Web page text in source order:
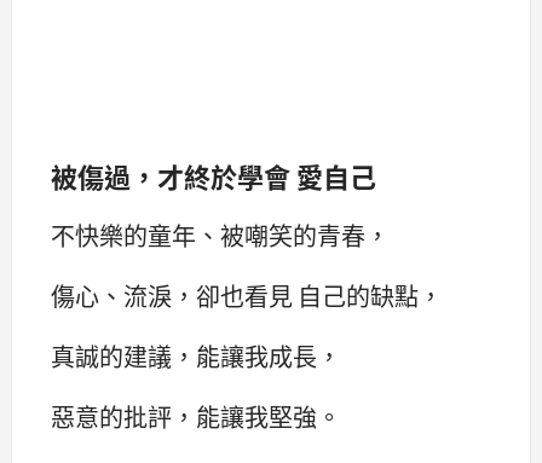
被傷過，才終於學會 愛自己
不快樂的童年、被嘲笑的青春，
傷心、流淚，卻也看見 自己的缺點，
真誠的建議，能讓我成長，
惡意的批評，能讓我堅強。